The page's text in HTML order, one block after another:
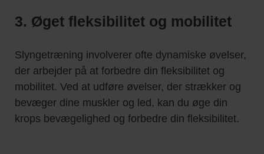
3. Øget fleksibilitet og mobilitet
Slyngetræning involverer ofte dynamiske øvelser,
der arbejder på at forbedre din fleksibilitet og
mobilitet. Ved at udføre øvelser, der strækker og
bevæger dine muskler og led, kan du øge din
krops bevægelighed og forbedre din fleksibilitet.